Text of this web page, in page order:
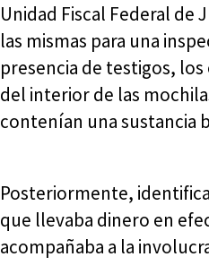
Unidad Fiscal Federal de
las mismas para una
presencia de testigos,
del interior de las
contenían una sustancia
Posteriormente,
que llevaba dinero en
acompañaba a la